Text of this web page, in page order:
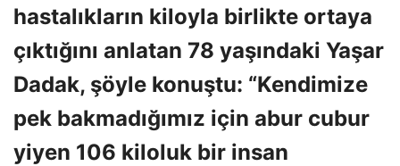
hastalıkların kiloyla birlikte ortaya
çıktığını anlatan 78 yaşındaki Yaşar
Dadak, şöyle konuştu: “Kendimize
pek bakmadığımız için abur cubur
yiyen 106 kiloluk bir insan